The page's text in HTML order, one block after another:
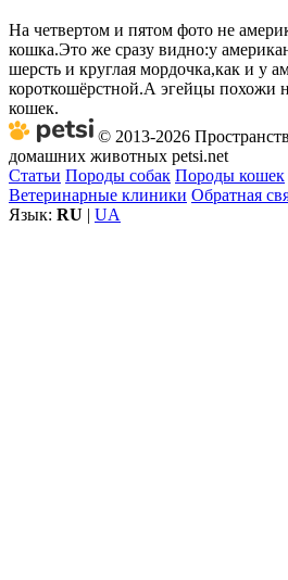
На четвертом и пятом фото не
кошка.Это же сразу видно:у
шерсть и круглая мордочка,как и у
короткошёрстной.А эгейцы похожи
кошек.
© 2013-2026
домашних животных petsi.net
Статьи Породы собак Породы кошек
Ветеринарные клиники Обратная
Язык: RU | UA